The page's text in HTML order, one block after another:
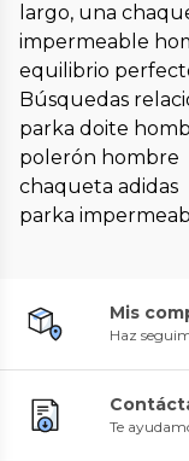
largo, una
impermeable
equilibrio
Búsquedas
parka doite
polerón hombre
chaqueta adidas
parka
Mis
Haz
Te